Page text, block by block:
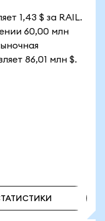
1,43 $ за RAIL.
60,00 млн
86,01 млн $.